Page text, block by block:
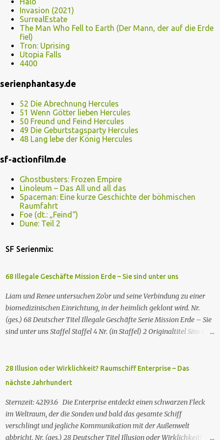
Invasion (2021)
SurrealEstate
The Man Who Fell to Earth (Der Mann, der auf die Erde
fiel)
Tron: Uprising
Utopia Falls
4400
serienphantasy.de
52 Die Abrechnung Hercules
51 Wenn Götter lieben Hercules
50 Freund und Feind Hercules
49 Die Geburtstagsparty Hercules
48 Lang lebe der König Hercules
sf-actionfilm.de
Ghostbusters: Frozen Empire
Linoleum – Das All und all das
Spaceman: Eine kurze Geschichte der böhmischen
Raumfahrt
Foe (dt.: „Feind“)
Dune: Teil 2
SF Serienmix:
68 Illegale Geschäfte Mission Erde – Sie sind unter uns
Liam und Renee untersuchen Zo'or und seine Verbindung zu einer
biomedizinischen Einrichtung, in der heimlich geklont wird. Nr.
(ges.) 68 Deutscher Titel Illegale Geschäfte Serie Mission Erde – Sie
sind unter uns Staffel Staffel 4 Nr. (in Staffel) 2 Original­titel Sins of
25. Sep. 2001 Es kommt eine außerirdische Rasse, die Taelons oder
Gefährten genannt wird, auf die Erde. Sie bieten den Menschen auf
Hungersnöte eindämmen, Umweltprobleme lösen und Konflikte
beenden können. Im Gegenzug verlangen sie, dass man sie auf der
Erde leben lässt. Doch eine Gruppe von Erdlingen, die an der
Freundlichkeit der Taelons zweifelt, organisiert eine
28 Illusion oder Wirklichkeit? Raumschiff Enterprise – Das
nächste Jahrhundert
Sternzeit: 42193.6 Die Enterprise entdeckt einen schwarzen Fleck
im Weltraum, der die Sonden und bald das gesamte Schiff
verschlingt und jegliche Kommunikation mit der Außenwelt
abbricht. Nr. (ges.) 28 Deutscher Titel Illusion oder Wirklichkeit?